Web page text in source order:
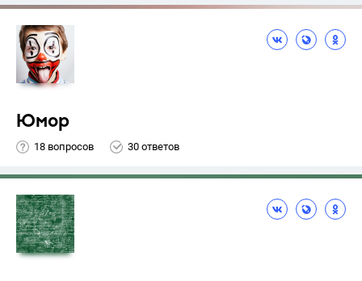
Юмор
18 вопросов 30 ответов